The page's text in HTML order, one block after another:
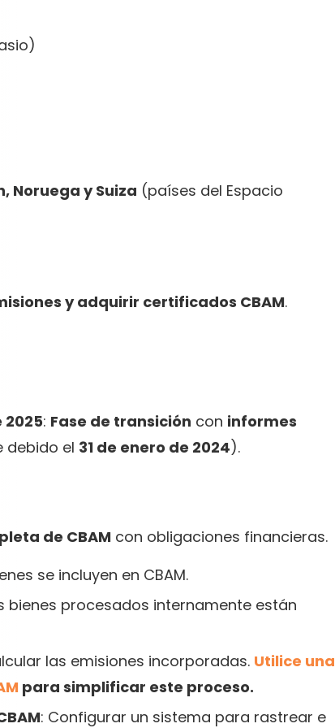
Noruega y Suiza (países del Espacio
y adquirir certificados CBAM.
2025: Fase de transición con informes
debido el 31 de enero de 2024).
de CBAM con obligaciones financieras.
se incluyen en CBAM.
bienes procesados internamente están
las emisiones incorporadas. Utilice una
para simplificar este proceso.
: Configurar un sistema para rastrear e